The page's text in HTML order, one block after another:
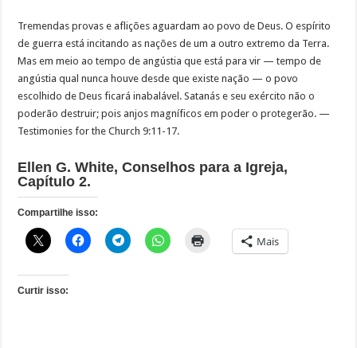
Tremendas provas e aflições aguardam ao povo de Deus. O espírito
de guerra está incitando as nações de um a outro extremo da Terra.
Mas em meio ao tempo de angústia que está para vir — tempo de
angústia qual nunca houve desde que existe nação — o povo
escolhido de Deus ficará inabalável. Satanás e seu exército não o
poderão destruir; pois anjos magníficos em poder o protegerão. —
Testimonies for the Church 9:11-17.
Ellen G. White, Conselhos para a Igreja,
Capítulo 2.
Compartilhe isso:
Mais
Curtir isso: